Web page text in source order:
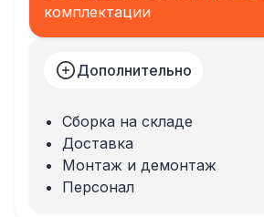
комплектации
Дополнительно
Сборка на складе
Доставка
Монтаж и демонтаж
Персонал